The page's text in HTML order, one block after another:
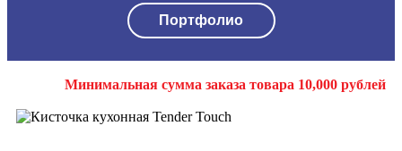
Портфолио
Минимальная сумма заказа товара 10,000 рублей